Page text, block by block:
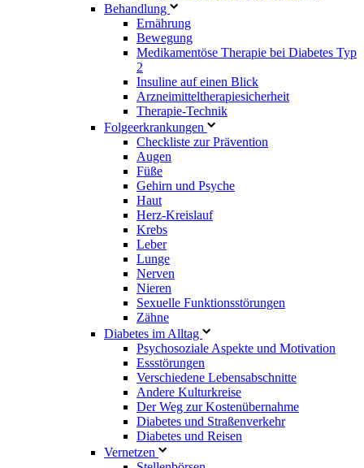
Behandlung
Ernährung
Bewegung
Medikamentöse Therapie bei Diabetes Typ
2
Insuline auf einen Blick
Arzneimitteltherapie­sicherheit
Therapie-Technik
Fol­ge­er­kran­kun­gen
Checkliste zur Prävention
Augen
Füße
Gehirn und Psyche
Haut
Herz-Kreislauf
Krebs
Leber
Lunge
Nerven
Nieren
Sexuelle Funktionsstörungen
Zähne
Diabetes im Alltag
Psychosoziale Aspekte und Motivation
Essstörungen
Verschiedene Lebensabschnitte
Andere Kulturkreise
Der Weg zur Kostenübernahme
Diabetes und Straßenverkehr
Diabetes und Reisen
Vernetzen